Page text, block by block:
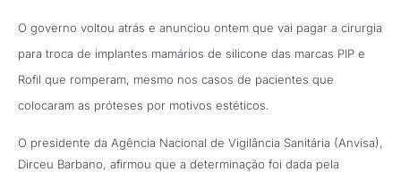
O governo voltou atrás e anunciou ontem que vai pagar a cirurgia
para troca de implantes mamários de silicone das marcas PIP e
Rofil que romperam, mesmo nos casos de pacientes que
colocaram as próteses por motivos estéticos.
O presidente da Agência Nacional de Vigilância Sanitária (Anvisa),
Dirceu Barbano, afirmou que a determinação foi dada pela